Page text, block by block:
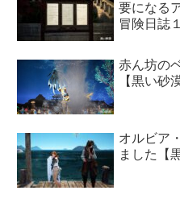
要になる
冒険日誌
赤ん坊の
【黒い砂
オルビア
ました【